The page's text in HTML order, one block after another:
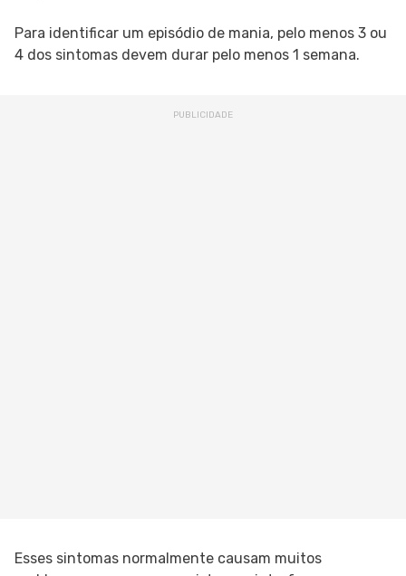
Para identificar um episódio de mania, pelo menos 3 ou
4 dos sintomas devem durar pelo menos 1 semana.
Esses sintomas normalmente causam muitos